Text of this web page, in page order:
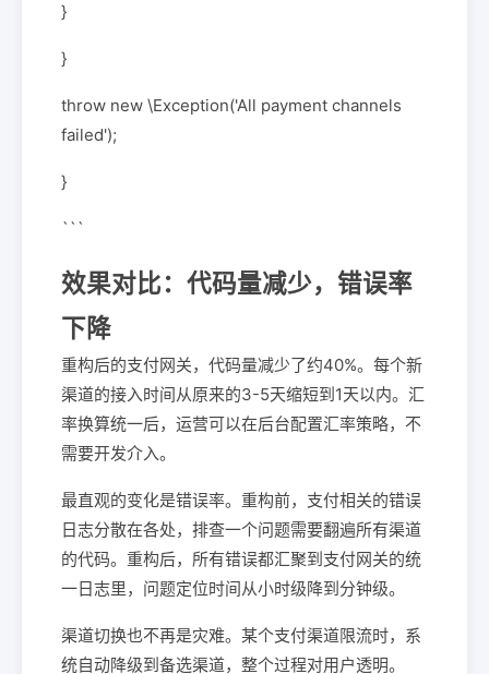
}
}
throw new \Exception('All payment channels
failed');
}
```
效果对比：代码量减少，错误率
下降
重构后的支付网关，代码量减少了约40%。每个新
渠道的接入时间从原来的3-5天缩短到1天以内。汇
率换算统一后，运营可以在后台配置汇率策略，不
需要开发介入。
最直观的变化是错误率。重构前，支付相关的错误
日志分散在各处，排查一个问题需要翻遍所有渠道
的代码。重构后，所有错误都汇聚到支付网关的统
一日志里，问题定位时间从小时级降到分钟级。
渠道切换也不再是灾难。某个支付渠道限流时，系
统自动降级到备选渠道，整个过程对用户透明。